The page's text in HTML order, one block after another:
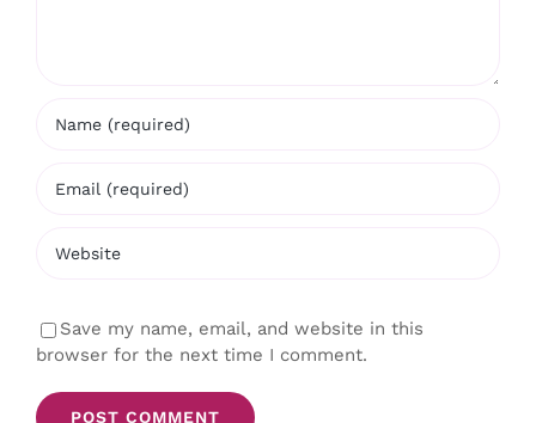
Save my name, email, and website in this
browser for the next time I comment.